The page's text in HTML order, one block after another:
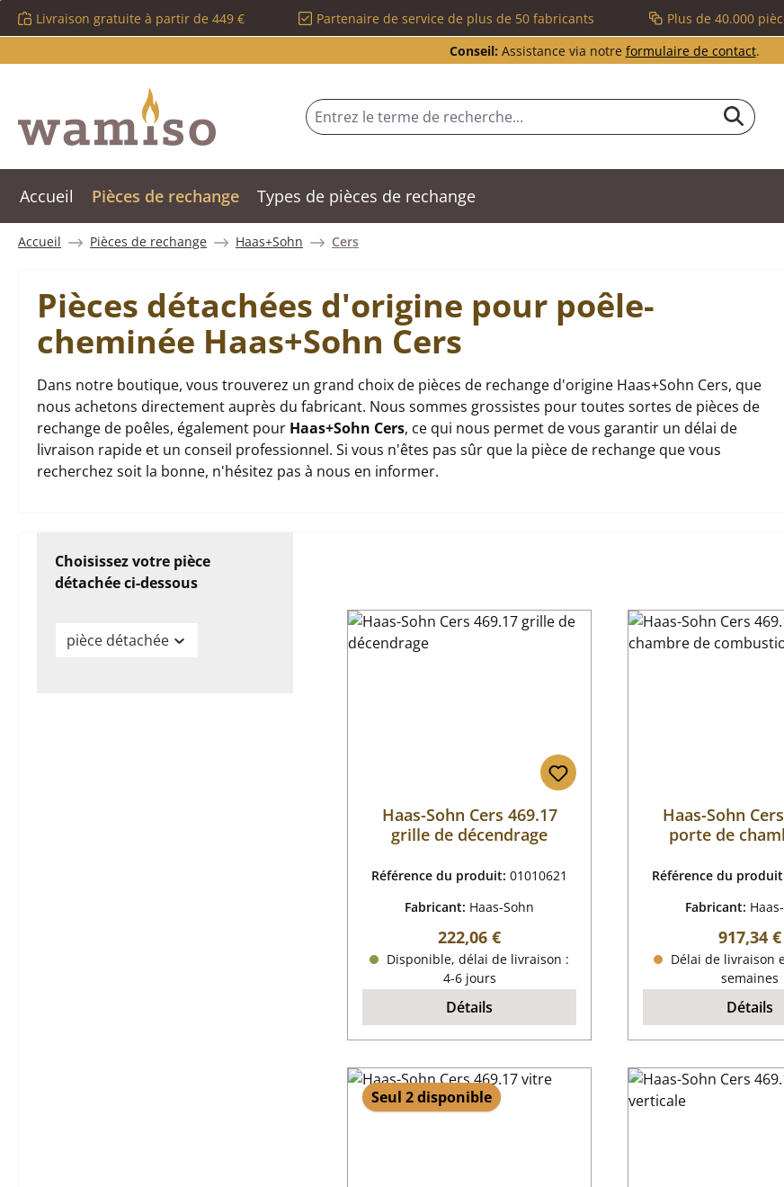
au contenu principal
Passer à la recherche
Passer à la navigation principale
Livraison gratuite à partir de 449 € Partenaire de service de plus de 50 fabricants Plus de 40.000
Conseil: Assistance via notre formulaire de contact.
Accueil Pièces de rechange Types de pièces de rechange
Accueil Pièces de rechange Haas+Sohn Cers
Pièces détachées d'origine pour poêle-
cheminée Haas+Sohn Cers
Dans notre boutique, vous trouverez un grand choix de pièces de rechange d'origine Haas+Sohn Cers, que
nous achetons directement auprès du fabricant. Nous sommes grossistes pour toutes sortes de pièces de
rechange de poêles, également pour Haas+Sohn Cers, ce qui nous permet de vous garantir un délai de
livraison rapide et un conseil professionnel. Si vous n'êtes pas sûr que la pièce de rechange que vous
recherchez soit la bonne, n'hésitez pas à nous en informer.
Choisissez votre pièce
détachée ci-dessous
pièce détachée
Haas-Sohn Cers 469.17
grille de décendrage
Référence du produit:01010621
Fabricant: Haas-Sohn
Prix régulier :
222,06 €
Disponible, délai de livraison :
4-6 jours
Détails
Haas-Sohn
porte de
Référence du
Fabricant:
Prix
917,34 €
Délai de livraison
semaines
Détails
Seul 2 disponible